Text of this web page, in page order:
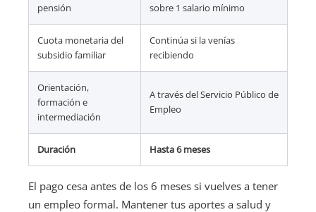
pensión
sobre 1 salario mínimo
Cuota monetaria del
subsidio familiar
Continúa si la venías
recibiendo
Orientación,
formación e
intermediación
A través del Servicio Público de
Empleo
Duración Hasta 6 meses
El pago cesa antes de los 6 meses si vuelves a tener
un empleo formal. Mantener tus aportes a salud y